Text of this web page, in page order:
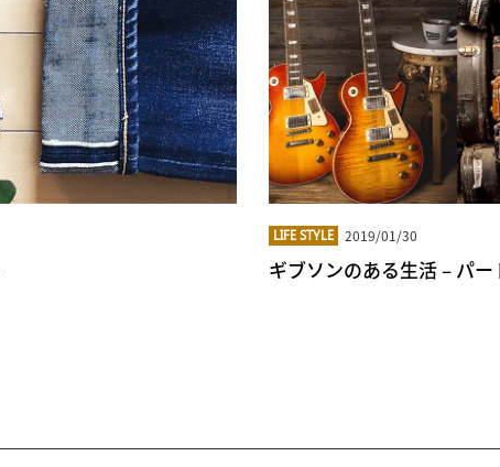
LIFE STYLE 2019/01/30
ギブソンのある生活 – パー